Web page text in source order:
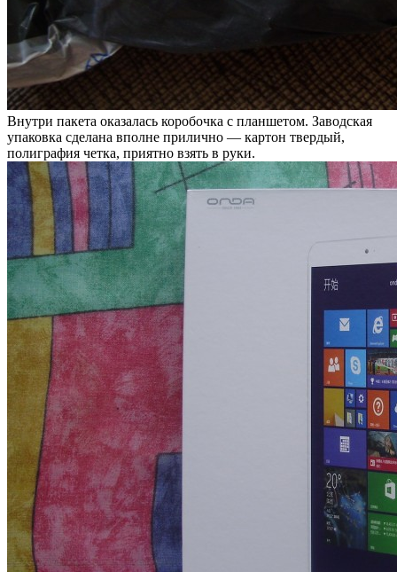
Внутри пакета оказалась коробочка с планшетом. Заводская
упаковка сделана вполне прилично — картон твердый,
полиграфия четка, приятно взять в руки.